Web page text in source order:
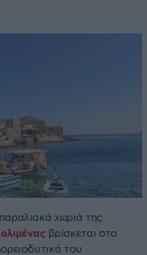
χωριά της
βρίσκεται στο
του